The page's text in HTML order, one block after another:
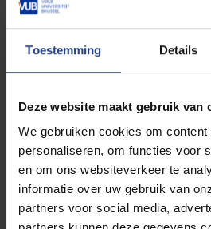
Toestemming Details
Deze website maakt gebruik van
We gebruiken cookies om
personaliseren, om functies voor
en om ons websiteverkeer te
informatie over uw gebruik van
partners voor social media,
aandacht aan de steeds